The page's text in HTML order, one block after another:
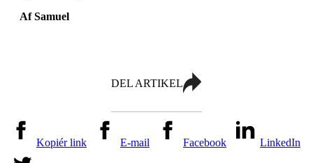
Af Samuel
DEL ARTIKEL
Kopiér link E-mail Facebook LinkedIn